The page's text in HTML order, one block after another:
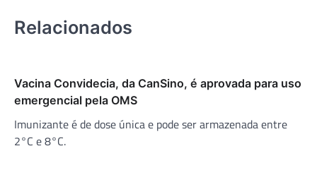
Relacionados
Vacina Convidecia, da CanSino, é aprovada para uso
emergencial pela OMS
Imunizante é de dose única e pode ser armazenada entre
2°C e 8°C.